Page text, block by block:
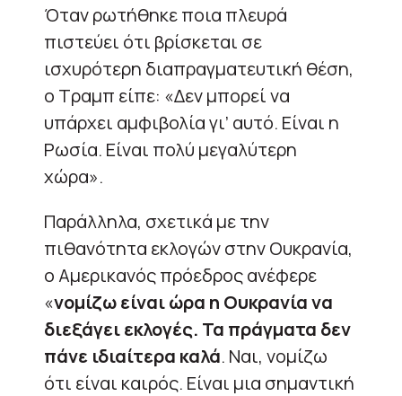
Όταν ρωτήθηκε ποια πλευρά
πιστεύει ότι βρίσκεται σε
ισχυρότερη διαπραγματευτική θέση,
ο Τραμπ είπε: «Δεν μπορεί να
υπάρχει αμφιβολία γι’ αυτό. Είναι η
Ρωσία. Είναι πολύ μεγαλύτερη
χώρα».
Παράλληλα, σχετικά με την
πιθανότητα εκλογών στην Ουκρανία,
ο Αμερικανός πρόεδρος ανέφερε
«νομίζω είναι ώρα η Ουκρανία να
διεξάγει εκλογές. Τα πράγματα δεν
πάνε ιδιαίτερα καλά. Ναι, νομίζω
ότι είναι καιρός. Είναι μια σημαντική